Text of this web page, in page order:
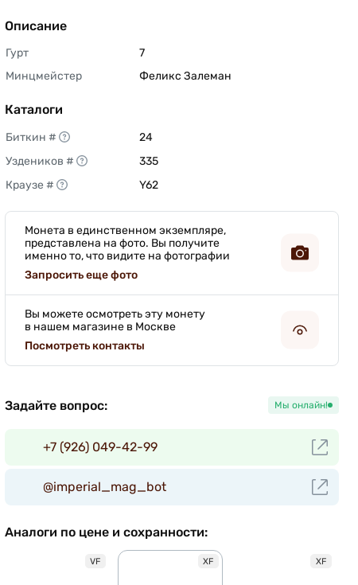
Описание
Гурт
7
Минцмейстер
Феликс Залеман
Каталоги
Биткин #
24
Уздеников #
335
Краузе #
Y62
Монета в единственном экземпляре,
представлена на фото. Вы получите
именно то, что видите на фотографии
Запросить еще фото
Вы можете осмотреть эту монету
в нашем магазине в Москве
Посмотреть контакты
Задайте вопрос: Мы онлайн!
+7 (926) 049-42-99
@imperial_mag_bot
Аналоги по цене и сохранности:
VF XF XF